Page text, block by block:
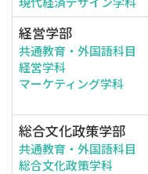
経営学部
共通教育・外国語科目
経営学科
マーケティング学科
総合文化政策学部
共通教育・外国語科目
総合文化政策学科